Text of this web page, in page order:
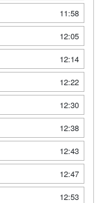
11:58
12:05
12:14
12:22
12:30
12:38
12:43
12:47
12:53